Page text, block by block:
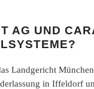
AG UND
Landgericht
in Iffeldorf